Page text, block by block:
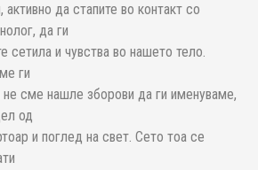
да стапите во контакт со
да ги
сетила и чувства во нашето тело.
ги
сме нашле зборови да ги именуваме,
од
и поглед на свет. Сето тоа се